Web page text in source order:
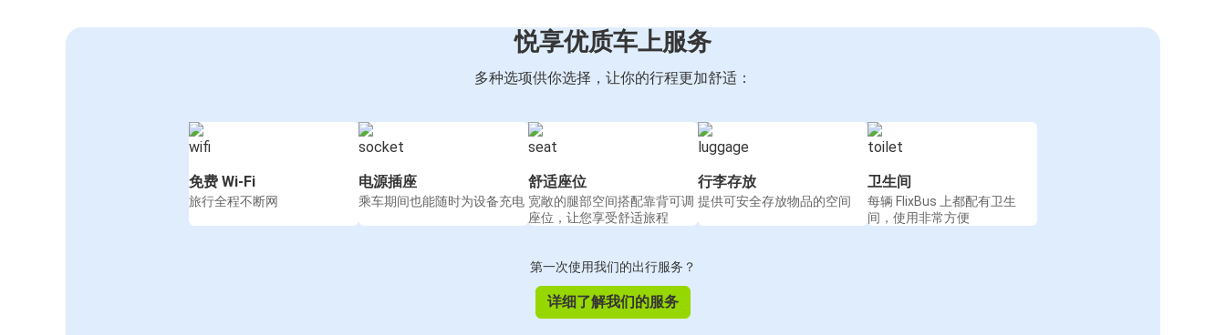
悦享优质车上服务
多种选项供你选择，让你的行程更加舒适：
免费 Wi-Fi
旅行全程不断网
电源插座
乘车期间也能随时为设备充电
舒适座位
宽敞的腿部空间搭配靠背可调
座位，让您享受舒适旅程
行李存放
提供可安全存放物品的空间
卫生间
每辆 FlixBus 上都配有卫生
间，使用非常方便
第一次使用我们的出行服务？
详细了解我们的服务